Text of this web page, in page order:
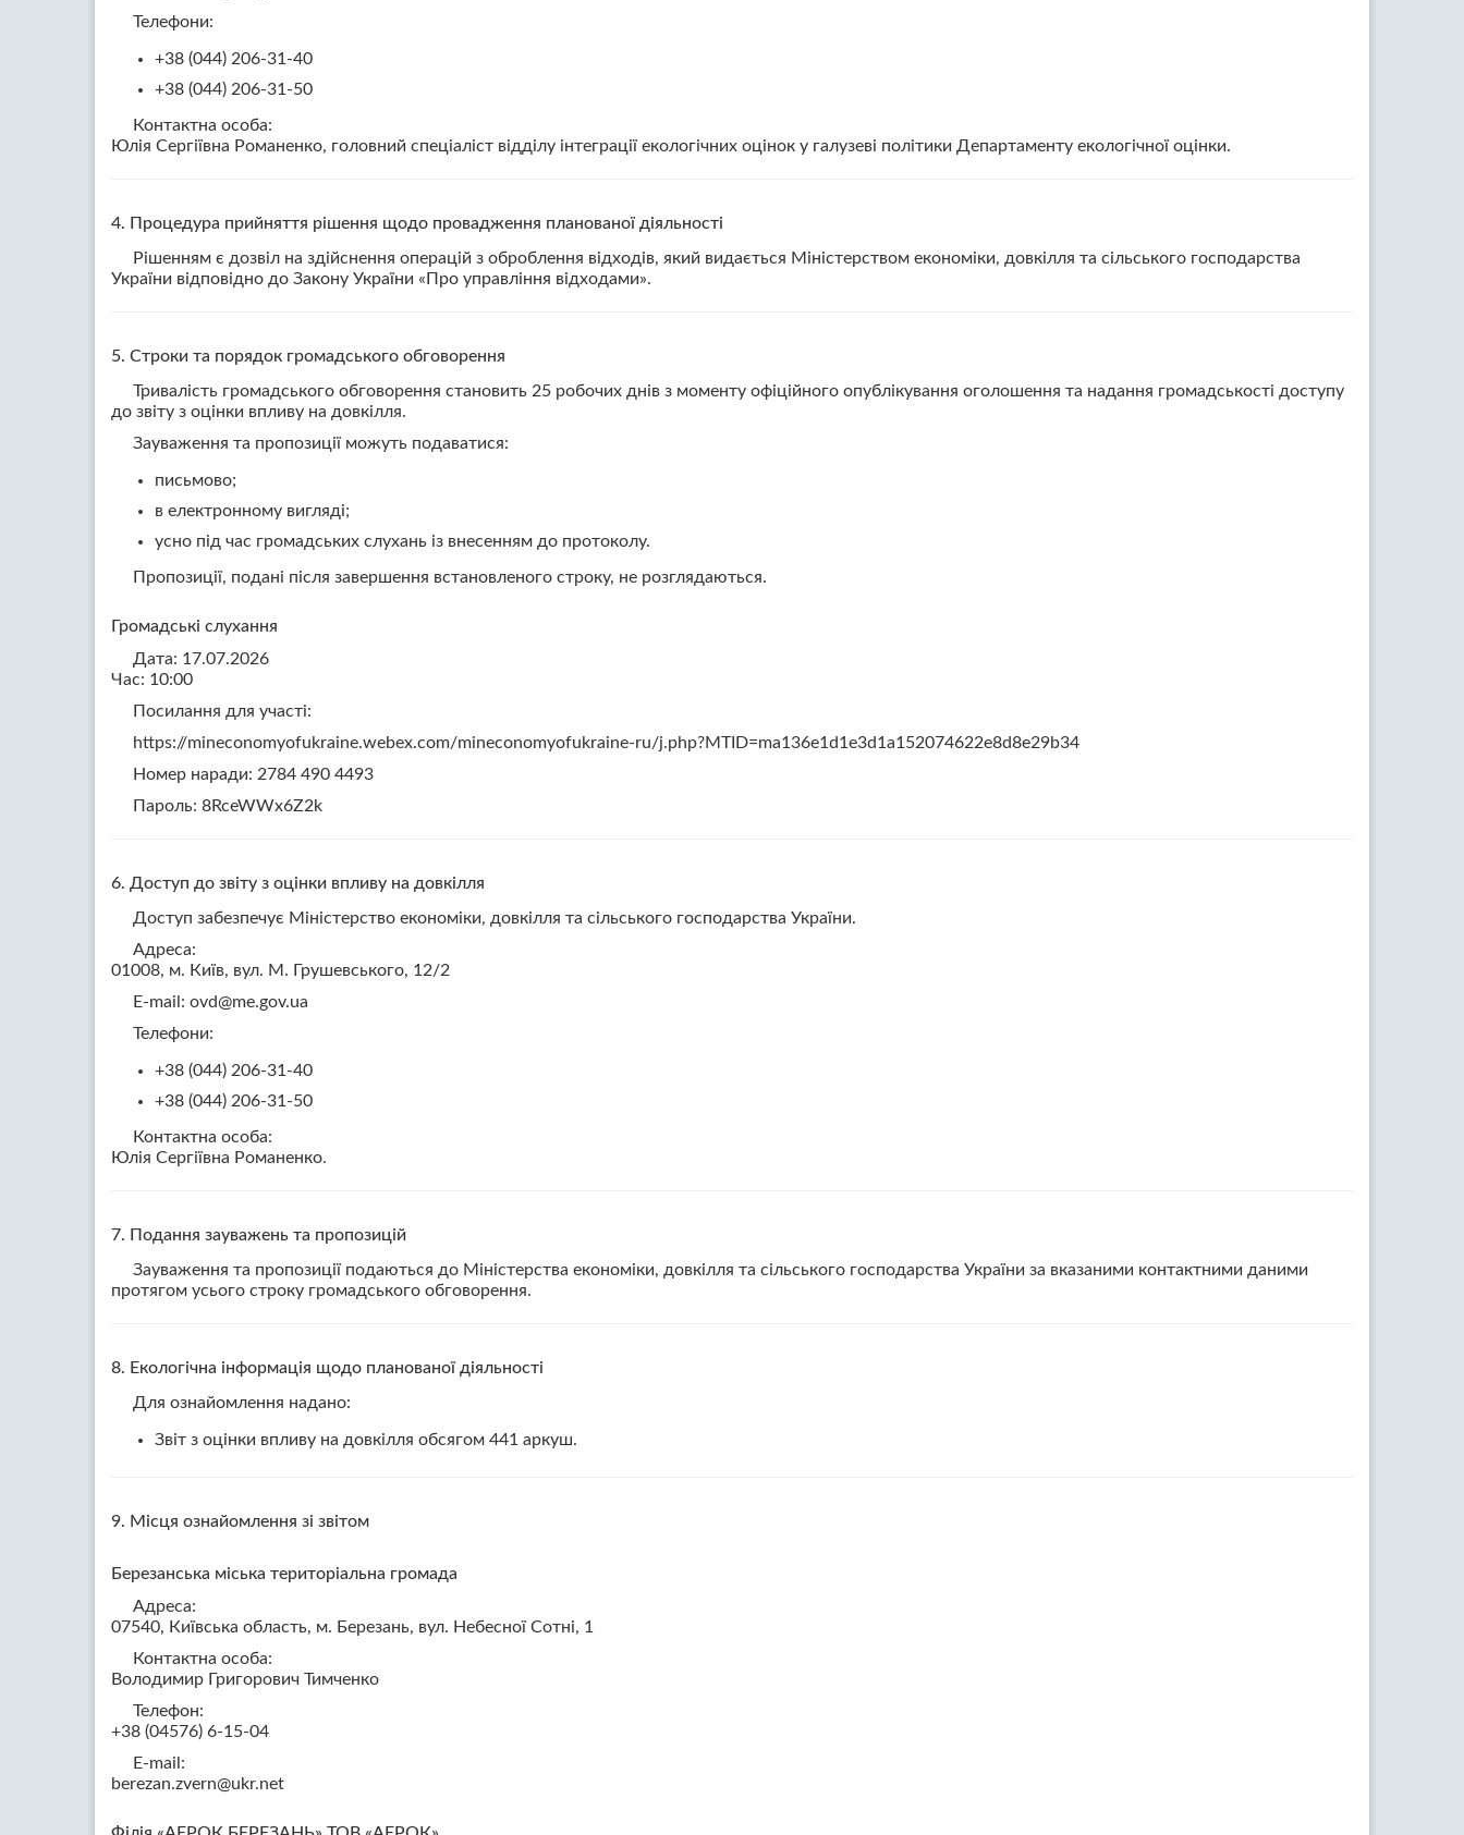
Телефони:
+38 (044) 206-31-40
+38 (044) 206-31-50
Контактна особа:
Юлія Сергіївна Романенко, головний спеціаліст відділу інтеграції екологічних оцінок у галузеві політики Департаменту екологічної оцінки.
4. Процедура прийняття рішення щодо провадження планованої діяльності
Рішенням є дозвіл на здійснення операцій з оброблення відходів, який видається Міністерством економіки, довкілля та сільського господарства
України відповідно до Закону України «Про управління відходами».
5. Строки та порядок громадського обговорення
Тривалість громадського обговорення становить 25 робочих днів з моменту офіційного опублікування оголошення та надання громадськості доступу
до звіту з оцінки впливу на довкілля.
Зауваження та пропозиції можуть подаватися:
письмово;
в електронному вигляді;
усно під час громадських слухань із внесенням до протоколу.
Пропозиції, подані після завершення встановленого строку, не розглядаються.
Громадські слухання
Дата: 17.07.2026
Час: 10:00
Посилання для участі:
https://mineconomyofukraine.webex.com/mineconomyofukraine-ru/j.php?MTID=ma136e1d1e3d1a152074622e8d8e29b34
Номер наради: 2784 490 4493
Пароль: 8RceWWx6Z2k
6. Доступ до звіту з оцінки впливу на довкілля
Доступ забезпечує Міністерство економіки, довкілля та сільського господарства України.
Адреса:
01008, м. Київ, вул. М. Грушевського, 12/2
E-mail: ovd@me.gov.ua
Телефони:
+38 (044) 206-31-40
+38 (044) 206-31-50
Контактна особа:
Юлія Сергіївна Романенко.
7. Подання зауважень та пропозицій
Зауваження та пропозиції подаються до Міністерства економіки, довкілля та сільського господарства України за вказаними контактними даними
протягом усього строку громадського обговорення.
8. Екологічна інформація щодо планованої діяльності
Для ознайомлення надано:
Звіт з оцінки впливу на довкілля обсягом 441 аркуш.
9. Місця ознайомлення зі звітом
Березанська міська територіальна громада
Адреса:
07540, Київська область, м. Березань, вул. Небесної Сотні, 1
Контактна особа:
Володимир Григорович Тимченко
Телефон:
+38 (04576) 6-15-04
E-mail:
berezan.zvern@ukr.net